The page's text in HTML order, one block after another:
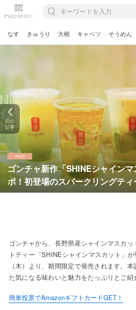
なす きゅうり 大根 キャベツ そうめん
ゴンチャ新作「SHINEシャイン
ポ！初登場のスパークリングティ
前の
記事
ゴンチャから、長野県産シャインマスカ
トティー「SHINEシャインマスカット」
（木）より、期間限定で発売されます。
た気になる味わいと魅力をたっぷりとご
簡単投票でAmazonギフトカードGET！